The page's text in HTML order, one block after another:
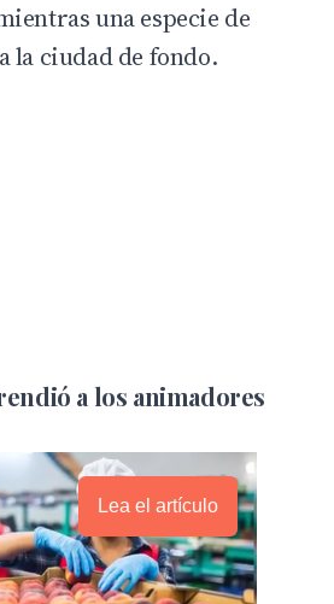
una especie de
la ciudad de fondo.
a los animadores
Lea el artículo